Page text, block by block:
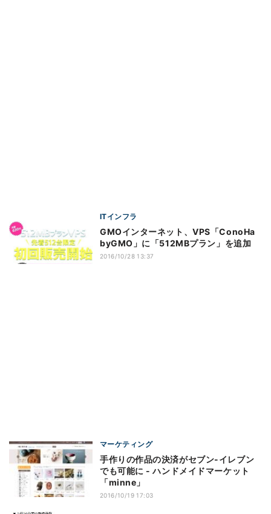
ITインフラ
GMOインターネット、VPS「ConoHa
byGMO」に「512MBプラン」を追加
2016/10/28 13:37
マーケティング
手作りの作品の決済がセブン-イレブン
でも可能に - ハンドメイドマーケット
「minne」
2016/10/19 17:03